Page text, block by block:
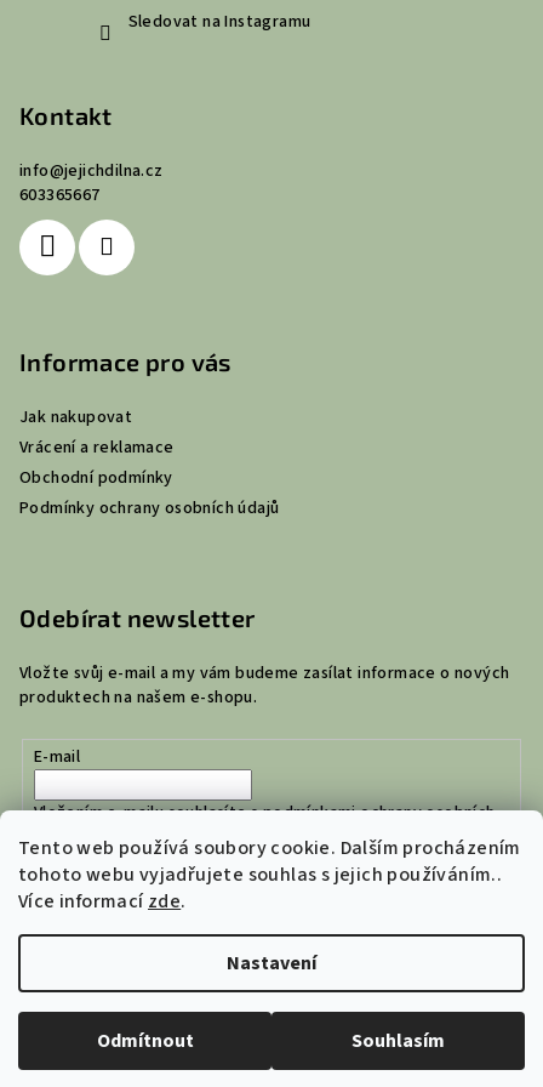
Tento web používá soubory cookie. Dalším procházením
tohoto webu vyjadřujete souhlas s jejich používáním..
Více informacízde.
Nastavení
Odmítnout Souhlasím
Sledovat na Instagramu
Kontakt
info@jejichdilna.cz
603365667
Informace pro vás
Jak nakupovat
Vrácení a reklamace
Obchodní podmínky
Podmínky ochrany osobních údajů
Odebírat newsletter
Vložte svůj e-mail a my vám budeme zasílat informace o nových
produktech na našem e-shopu.
E-mail
Vložením e-mailu souhlasíte spodmínkami ochrany osobních
údajů
Přihlásit se
Upravit nastavení cookies
Vytvořil Shoptet